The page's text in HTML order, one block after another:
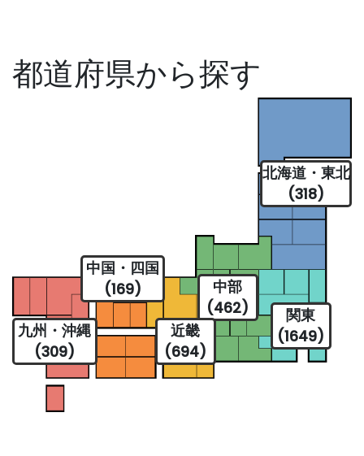
都道府県から探す
北海道・東北
(318)
関東
(1649)
中部
(462)
近畿
(694)
中国・四国
(169)
九州・沖縄
(309)